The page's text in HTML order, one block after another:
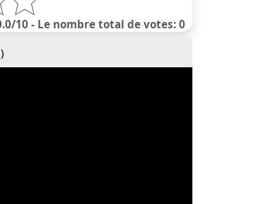
10 - Le nombre total de votes: 0